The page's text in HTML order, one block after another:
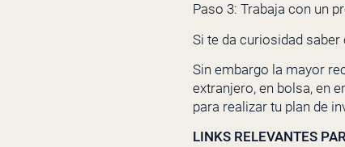
Paso 3: Trabaja con un
Si te da curiosidad saber
Sin embargo la mayor
extranjero, en bolsa, en
para realizar tu plan de
LINKS RELEVANTES